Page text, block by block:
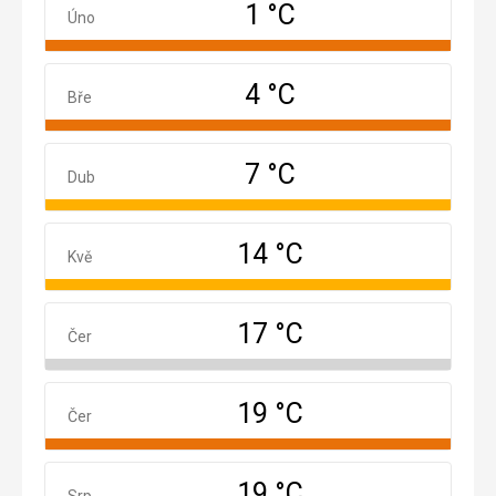
Únor
Úno 1 °C
Březen
Bře 4 °C
Duben
Dub 7 °C
Květen
Kvě 14 °C
Červen
Čer 17 °C
Červenec
Čer 19 °C